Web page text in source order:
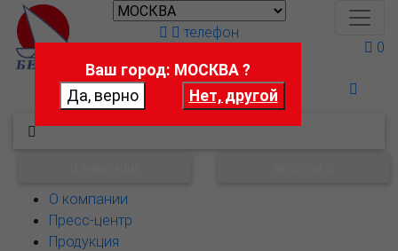
Поможем выбрать
телефон
0
О компании
Пресс-центр
Продукция
Ваш город: МОСКВА ?